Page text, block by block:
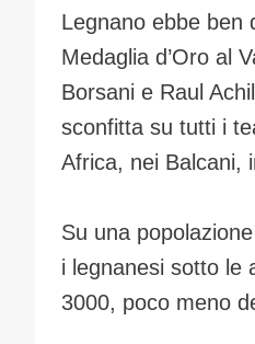
Legnano ebbe ben
Medaglia d’Oro al
Borsani e Raul
sconfitta su tutti i
Africa, nei Balcani,
Su una
i legnanesi sotto le
3000, poco meno